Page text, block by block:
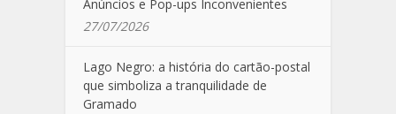
Anúncios e Pop-ups Inconvenientes
27/07/2026
Lago Negro: a história do cartão-postal
que simboliza a tranquilidade de
Gramado